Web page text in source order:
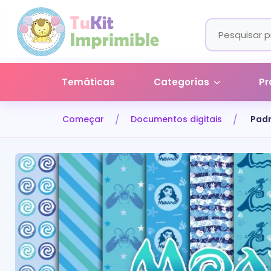
Temáticas Categorías
Começar Documentos digitais